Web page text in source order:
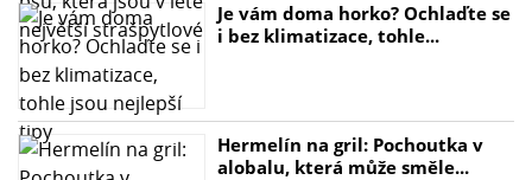
Je vám doma horko? Ochlaďte se
i bez klimatizace, tohle...
Hermelín na gril: Pochoutka v
alobalu, která může směle...